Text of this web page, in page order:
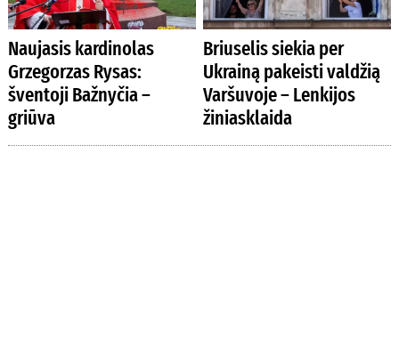
Naujasis kardinolas
Grzegorzas Rysas:
šventoji Bažnyčia –
griūva
Briuselis siekia per
Ukrainą pakeisti valdžią
Varšuvoje – Lenkijos
žiniasklaida